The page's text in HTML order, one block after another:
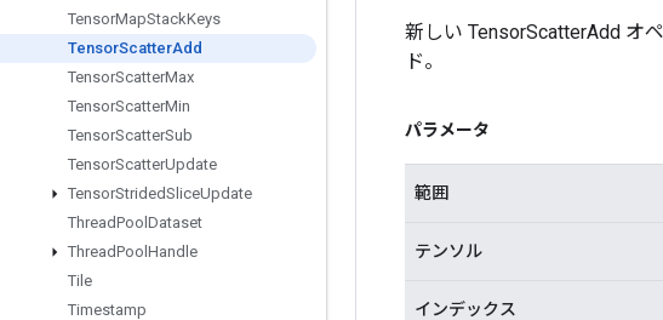
TensorMapStackKeys
TensorScatterAdd
TensorScatterMax
TensorScatterMin
TensorScatterSub
TensorScatterUpdate
TensorStridedSliceUpdate
ThreadPool Dataset
ThreadPool Handle
Tile
Timestamp
新しい TensorScatterAdd オ
ド。
パラメータ
範囲
テンソル
インデックス